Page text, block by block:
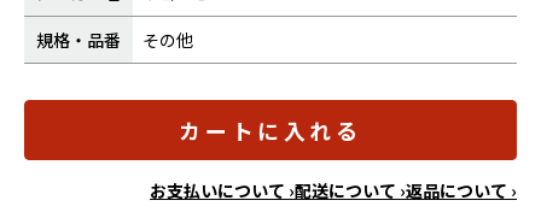
規格・品番
その他
カートに入れる
お支払いについて ›配送について ›返品について ›